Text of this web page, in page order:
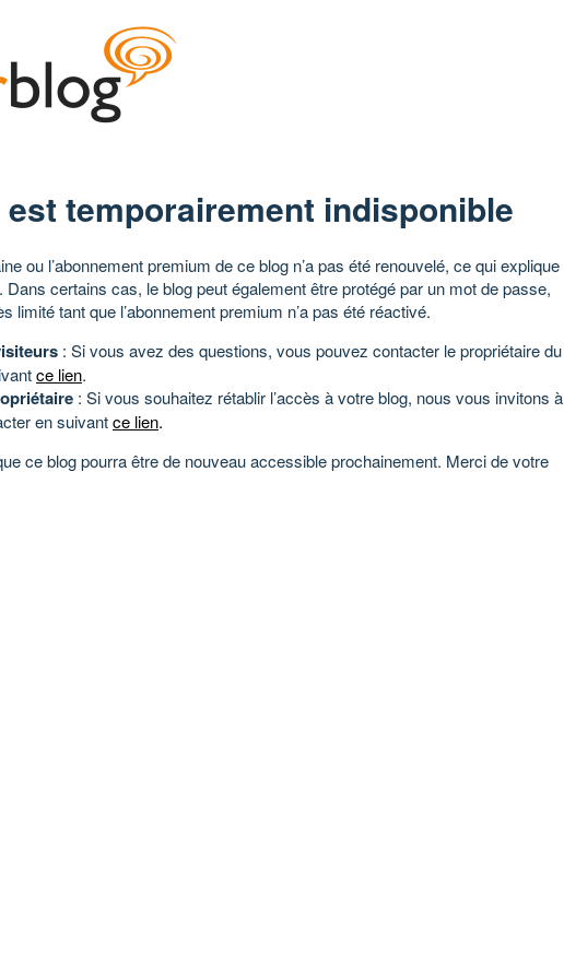
est temporairement indisponible
ou l’abonnement premium de ce blog n’a pas été renouvelé, ce qui explique
Dans certains cas, le blog peut également être protégé par un mot de passe,
limité tant que l’abonnement premium n’a pas été réactivé.
: Si vous avez des questions, vous pouvez contacter le propriétaire du
ce lien.
: Si vous souhaitez rétablir l’accès à votre blog, nous vous invitons à
en suivantce lien.
ce blog pourra être de nouveau accessible prochainement. Merci de votre